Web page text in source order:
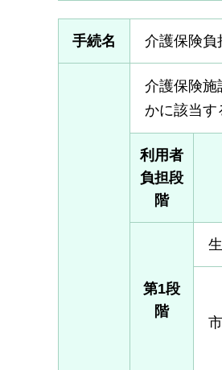
手続名 介護保険負
介護保険施
かに該当す
利用者
負担段
階
第1段
階